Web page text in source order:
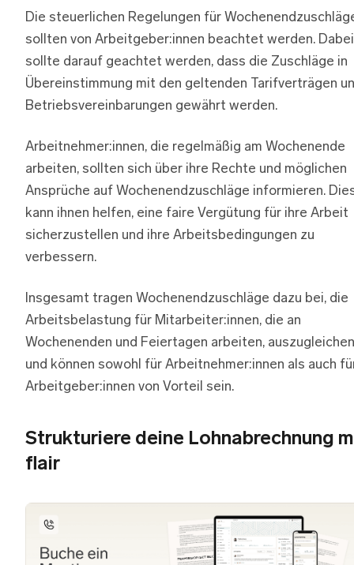
Die steuerlichen Regelungen für
sollten von Arbeitgeber:innen beachtet werden. Dabei
sollte darauf geachtet werden, dass die Zuschläge in
Übereinstimmung mit den geltenden Tarifverträgen
Betriebsvereinbarungen gewährt werden.
Arbeitnehmer:innen, die regelmäßig am Wochenende
arbeiten, sollten sich über ihre Rechte und möglichen
Ansprüche auf Wochenendzuschläge informieren.
kann ihnen helfen, eine faire Vergütung für ihre Arbeit
sicherzustellen und ihre Arbeitsbedingungen zu
verbessern.
Insgesamt tragen Wochenendzuschläge dazu bei, die
Arbeitsbelastung für Mitarbeiter:innen, die an
Wochenenden und Feiertagen arbeiten, auszugleichen
und können sowohl für Arbeitnehmer:innen als auch
Arbeitgeber:innen von Vorteil sein.
Strukturiere deine Lohnabrechnung
flair